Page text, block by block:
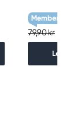
Member Treat
79,90 kr
Legg i